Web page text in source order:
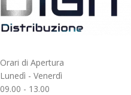
Orari di Apertura
Lunedì - Venerdì
09.00 - 13.00